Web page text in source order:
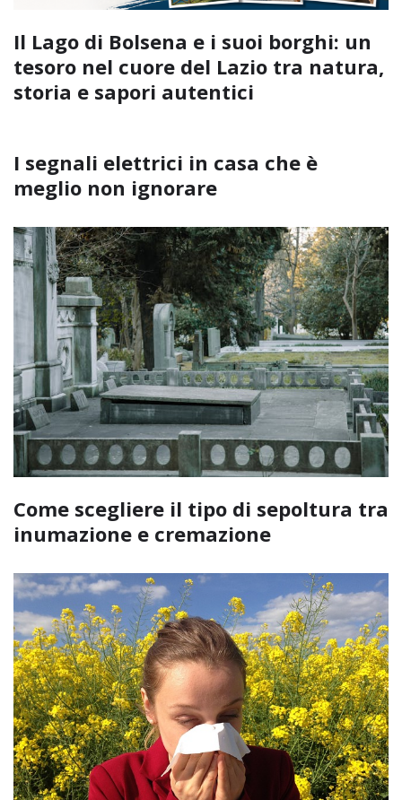
Il Lago di Bolsena e i suoi borghi: un
tesoro nel cuore del Lazio tra natura,
storia e sapori autentici
I segnali elettrici in casa che è
meglio non ignorare
Come scegliere il tipo di sepoltura tra
inumazione e cremazione